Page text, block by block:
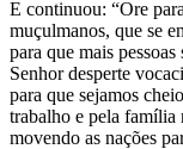
E continuou: “Ore
muçulmanos, que se
para que mais
Senhor desperte
para que sejamos
trabalho e pela
movendo as nações